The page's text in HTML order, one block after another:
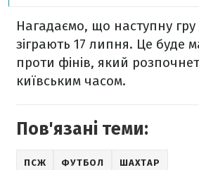
Нагадаємо, що наступну
зіграють 17 липня. Це буде
проти фінів, який
київським часом.
Пов'язані теми:
ПСЖ ФУТБОЛ ШАХТАР